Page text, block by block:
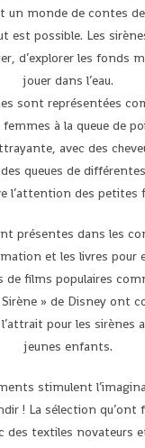
un monde de contes
est possible. Les
d’explorer les fonds
jouer dans l’eau.
sont représentées
à la queue de
avec des
queues de
l’attention des petites
présentes dans les
et les livres pour
de films populaires
» de Disney ont
pour les sirènes
jeunes enfants.
stimulent
! La sélection qu’ont
des textiles novateurs